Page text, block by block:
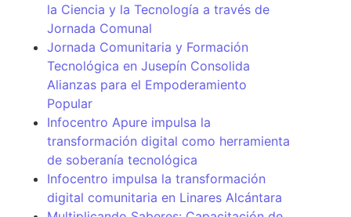
la Ciencia y la Tecnología a través de
Jornada Comunal
Jornada Comunitaria y Formación
Tecnológica en Jusepín Consolida
Alianzas para el Empoderamiento
Popular
Infocentro Apure impulsa la
transformación digital como herramienta
de soberanía tecnológica
Infocentro impulsa la transformación
digital comunitaria en Linares Alcántara